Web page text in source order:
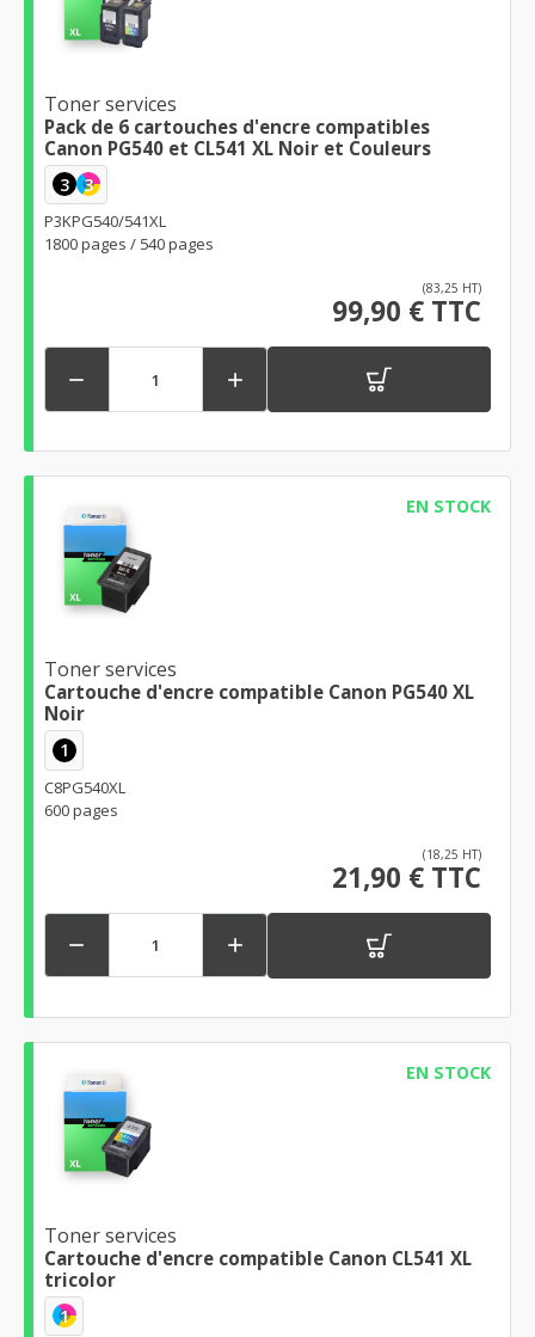
Toner services
Pack de 6 cartouches d'encre compatibles
Canon PG540 et CL541 XL Noir et Couleurs
3 3
P3KPG540/541XL
1800 pages / 540 pages
(83,25 HT)
99,90 € TTC
 
EN STOCK
Toner services
Cartouche d'encre compatible Canon PG540 XL
Noir
1
C8PG540XL
600 pages
(18,25 HT)
21,90 € TTC
 
EN STOCK
Toner services
Cartouche d'encre compatible Canon CL541 XL
tricolor
1